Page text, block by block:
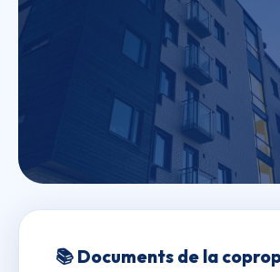
7 Impasse Fino Bricka
📚 Documents de la